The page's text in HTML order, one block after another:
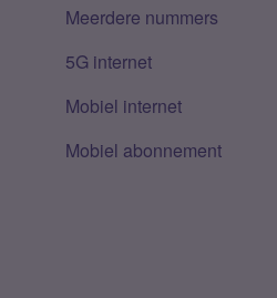
Meerdere nummers
5G internet
Mobiel internet
Mobiel abonnement